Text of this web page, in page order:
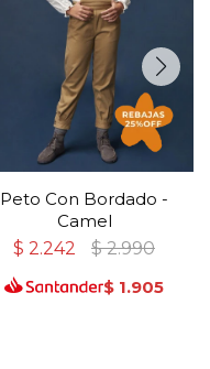
Peto Con Bordado -
Camel
$ 2.242 $ 2.990
$ 1.905